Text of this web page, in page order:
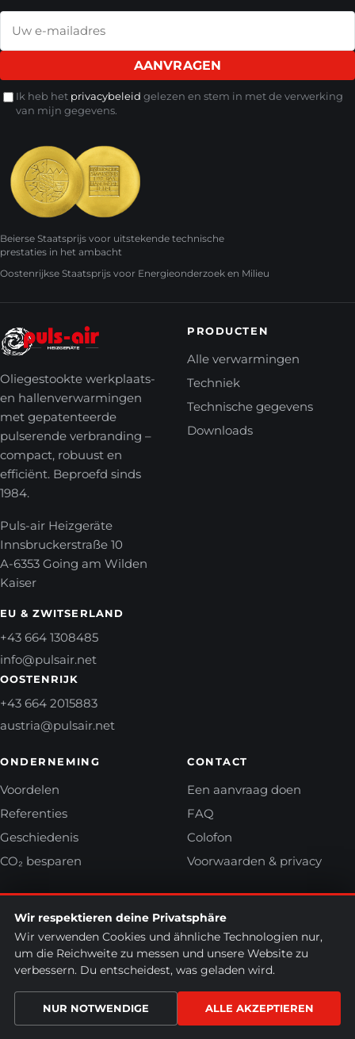
Wir respektieren deine Privatsphäre
Wir verwenden Cookies und ähnliche Technologien nur,
um die Reichweite zu messen und unsere Website zu
verbessern. Du entscheidest, was geladen wird.
NUR NOTWENDIGE ALLE AKZEPTIEREN
Beierse Staatsprijs voor uitstekende technische
prestaties in het ambacht
Oostenrijkse Staatsprijs voor Energieonderzoek en Milieu
AANVRAGEN
Ik heb het privacybeleid gelezen en stem in met de verwerking
van mijn gegevens.
Oliegestookte werkplaats-
en hallenverwarmingen
met gepatenteerde
pulserende verbranding –
compact, robuust en
efficiënt. Beproefd sinds
1984.
Puls-air Heizgeräte
Innsbruckerstraße 10
A-6353 Going am Wilden
Kaiser
EU & ZWITSERLAND
+43 664 1308485
info@pulsair.net
OOSTENRIJK
+43 664 2015883
austria@pulsair.net
PRODUCTEN
Alle verwarmingen
Techniek
Technische gegevens
Downloads
ONDERNEMING
Voordelen
Referenties
Geschiedenis
CO₂ besparen
CONTACT
Een aanvraag doen
FAQ
Colofon
Voorwaarden & privacy
Colofon
Voorwaarden & privacy
Bestelformulier (PDF)
Online bestellen
Bedieningshandleiding
Functiehandleiding
NL